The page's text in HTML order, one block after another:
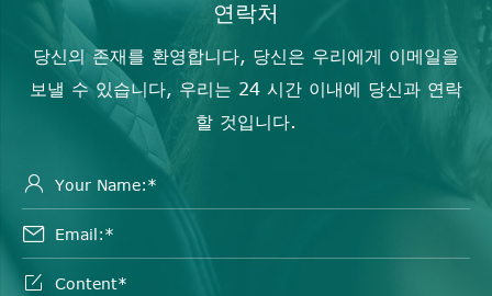
연락처
당신의 존재를 환영합니다, 당신은 우리에게 이메일을
보낼 수 있습니다, 우리는 24 시간 이내에 당신과 연락
할 것입니다.


